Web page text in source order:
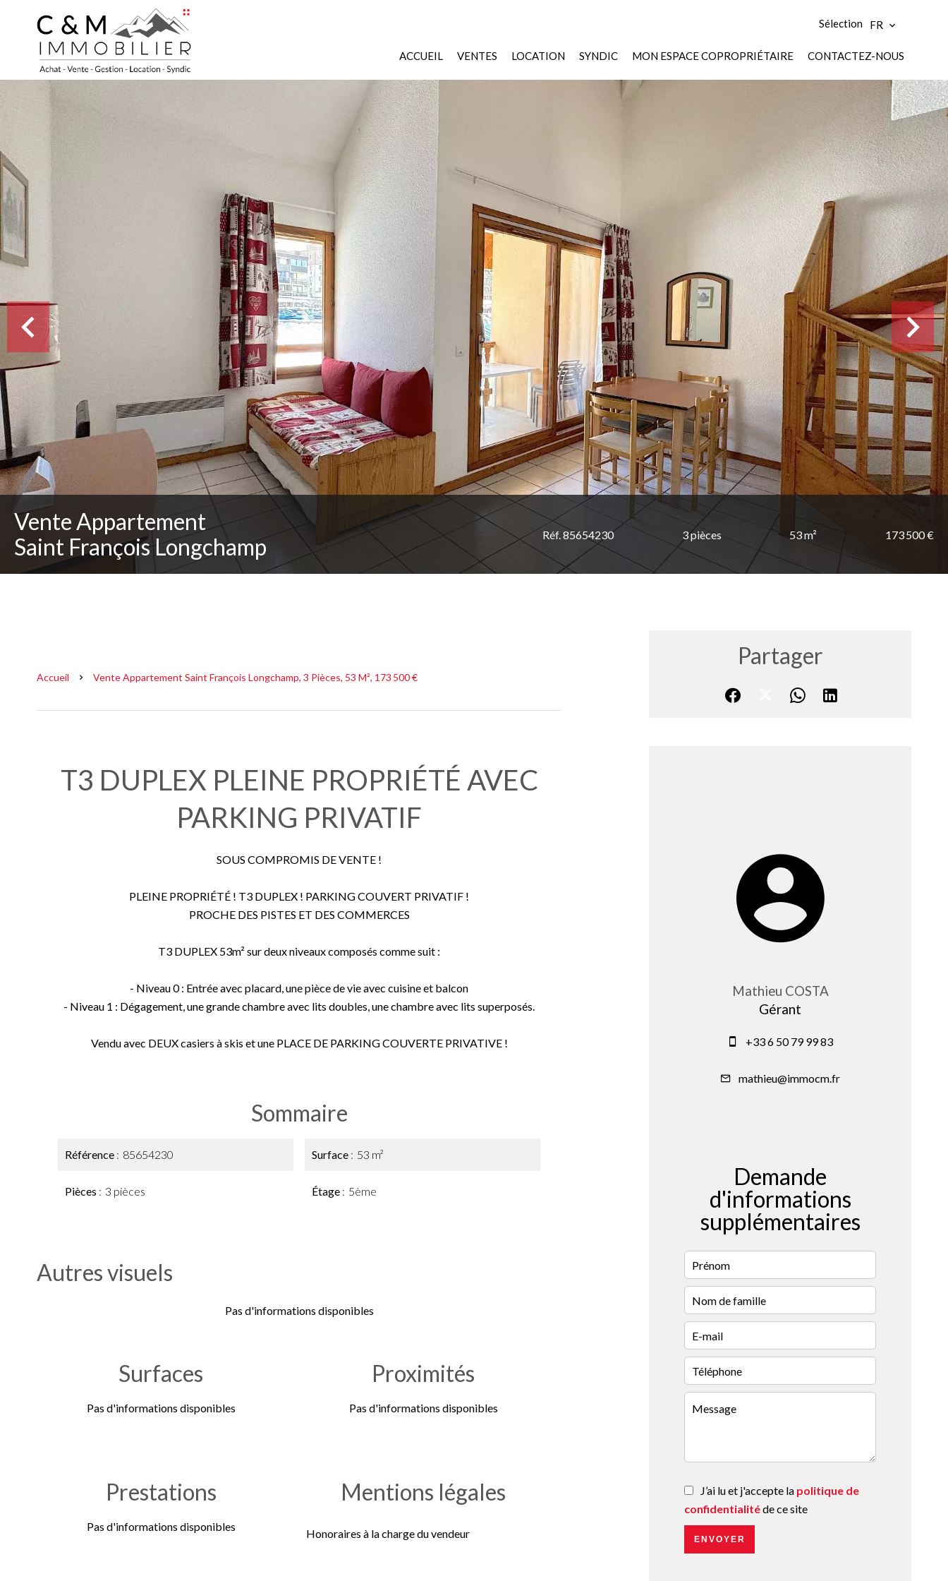
Sélection FR
ACCUEIL VENTES LOCATION SYNDIC MON ESPACE COPROPRIÉTAIRE CONTACTEZ-NOUS
Vente Appartement
Saint François Longchamp
Réf. 85654230 3 pièces 53 m² 173 500 €
Accueil Vente Appartement Saint François Longchamp, 3 Pièces, 53 M², 173 500 €
T3 DUPLEX PLEINE PROPRIÉTÉ AVEC
PARKING PRIVATIF
SOUS COMPROMIS DE VENTE !
PLEINE PROPRIÉTÉ ! T3 DUPLEX ! PARKING COUVERT PRIVATIF !
PROCHE DES PISTES ET DES COMMERCES
T3 DUPLEX 53m² sur deux niveaux composés comme suit :
- Niveau 0 : Entrée avec placard, une pièce de vie avec cuisine et balcon
- Niveau 1 : Dégagement, une grande chambre avec lits doubles, une chambre avec lits superposés.
Vendu avec DEUX casiers à skis et une PLACE DE PARKING COUVERTE PRIVATIVE !
Sommaire
Référence 85654230
Pièces 3 pièces
Surface 53 m²
Étage 5ème
Autres visuels
Pas d'informations disponibles
Surfaces
Pas d'informations disponibles
Proximités
Pas d'informations disponibles
Prestations
Pas d'informations disponibles
Mentions légales
Honoraires à la charge du vendeur
Partager
Mathieu COSTA
Gérant
+33 6 50 79 99 83
mathieu@immocm.fr
Demande
d'informations
supplémentaires
J’ai lu et j'accepte la politique de
confidentialitéde ce site
ENVOYER